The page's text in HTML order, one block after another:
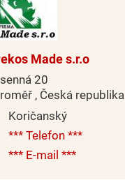
Made s.r.o
20
, Česká republika
Koričanský
*** Telefon ***
*** E-mail ***